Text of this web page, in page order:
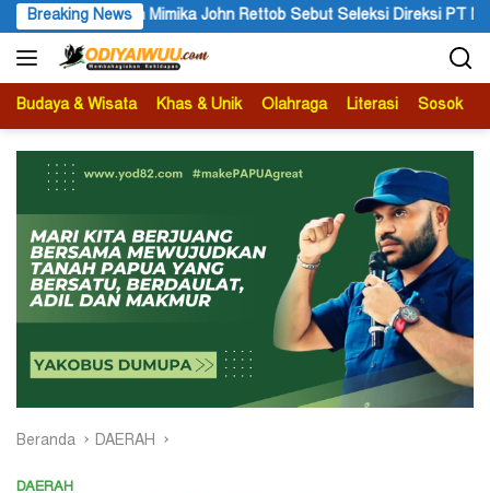
Langsung
ke
konten
Breaking News
Direksi PT MAS Wajib Lewat Mekanisme RUPS
Budaya & Wisata Khas & Unik Olahraga Literasi Sosok
Beranda DAERAH
DAERAH